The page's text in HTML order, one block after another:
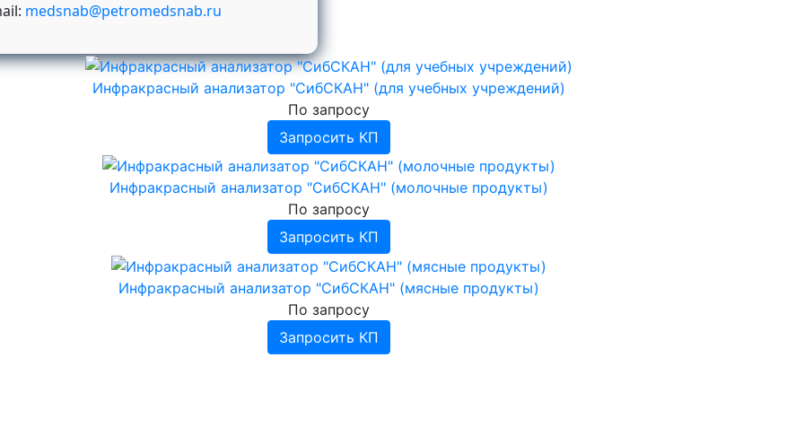
medsnab@petromedsnab.ru
Инфракрасный анализатор "СибСКАН" (для учебных учреждений)
По запросу
Запросить КП
Инфракрасный анализатор "СибСКАН" (молочные продукты)
По запросу
Запросить КП
Инфракрасный анализатор "СибСКАН" (мясные продукты)
По запросу
Запросить КП